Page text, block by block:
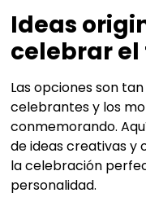
Ideas
celebrar el
Las opciones son
celebrantes y los
conmemorando.
de ideas creativas y
la celebración
personalidad.